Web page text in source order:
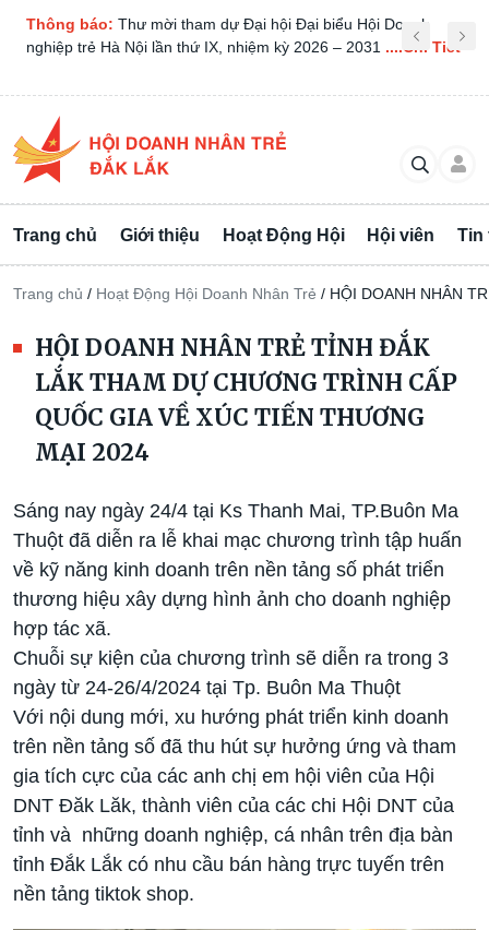
Thông báo: THƯ MỜI CHƯƠNG TRÌNH CÀ PHÊ DOANH
NHÂN SÁNG THỨ BA NGÀY 08/04/2025....Chi Tiết
Trang chủ Giới thiệu Hoạt Động Hội Hội viên Tin
Trang chủ / Hoạt Động Hội Doanh Nhân Trẻ / HỘI DOANH NHÂN
HỘI DOANH NHÂN TRẺ TỈNH ĐẮK
LẮK THAM DỰ CHƯƠNG TRÌNH CẤP
QUỐC GIA VỀ XÚC TIẾN THƯƠNG
MẠI 2024
Sáng nay ngày 24/4 tại Ks Thanh Mai, TP.Buôn Ma
Thuột đã diễn ra lễ khai mạc chương trình tập huấn
về kỹ năng kinh doanh trên nền tảng số phát triển
thương hiệu xây dựng hình ảnh cho doanh nghiệp
hợp tác xã.
Chuỗi sự kiện của chương trình sẽ diễn ra trong 3
ngày từ 24-26/4/2024 tại Tp. Buôn Ma Thuột
Với nội dung mới, xu hướng phát triển kinh doanh
trên nền tảng số đã thu hút sự hưởng ứng và tham
gia tích cực của các anh chị em hội viên của Hội
DNT Đăk Lăk, thành viên của các chi Hội DNT của
tỉnh và những doanh nghiệp, cá nhân trên địa bàn
tỉnh Đắk Lắk có nhu cầu bán hàng trực tuyến trên
nền tảng tiktok shop.